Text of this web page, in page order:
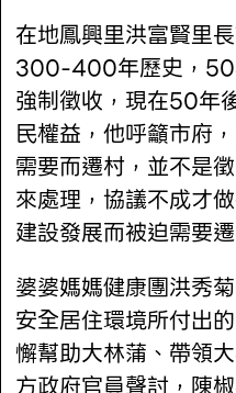
在地鳳興里洪富賢里
300-400年歷史，50
強制徵收，現在50年
民權益，他呼籲市府
需要而遷村，並不是
來處理，協議不成才
建設發展而被迫需要
婆婆媽媽健康團洪秀
安全居住環境所付出
懈幫助大林蒲、帶領